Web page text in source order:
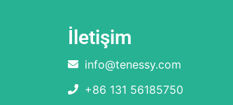
İletişim
info@tenessy.com
+86 131 56185750